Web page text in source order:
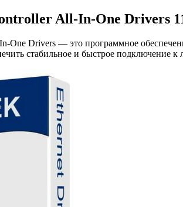
All-In-One Drivers
One Drivers — это программное
стабильное и быстрое подключение